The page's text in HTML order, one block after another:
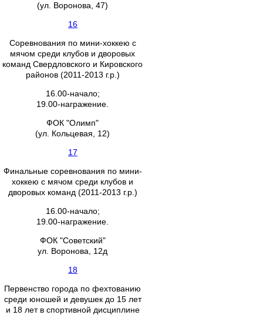
(ул. Воронова, 47)
16
Соревнования по мини-хоккею с
мячом среди клубов и дворовых
команд Свердловского и Кировского
районов (2011-2013 г.р.)
16.00-начало;
19.00-награжение.
ФОК "Олимп"
(ул. Кольцевая, 12)
17
Финальные соревнования по мини-
хоккею с мячом среди клубов и
дворовых команд (2011-2013 г.р.)
16.00-начало;
19.00-награжение.
ФОК "Советский"
ул. Воронова, 12д
18
Первенство города по фехтованию
среди юношей и девушек до 15 лет
и 18 лет в спортивной дисциплине